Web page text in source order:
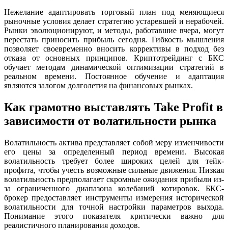
Нежелание адаптировать торговый план под меняющиеся
рыночные условия делает стратегию устаревшей и нерабочей.
Рынки эволюционируют, и методы, работавшие вчера, могут
перестать приносить прибыль сегодня. Гибкость мышления
позволяет своевременно вносить коррективы в подход без
отказа от основных принципов. Криптотрейдинг с БКС
обучает методам динамической оптимизации стратегий в
реальном времени. Постоянное обучение и адаптация
являются залогом долголетия на финансовых рынках.
Как грамотно выставлять Take Profit в
зависимости от волатильности рынка
Волатильность актива представляет собой меру изменчивости
его цены за определенный период времени. Высокая
волатильность требует более широких целей для тейк-
профита, чтобы учесть возможные сильные движения. Низкая
волатильность предполагает скромные ожидания прибыли из-
за ограниченного диапазона колебаний котировок. БКС-
брокер предоставляет инструменты измерения исторической
волатильности для точной настройки параметров выхода.
Понимание этого показателя критически важно для
реалистичного планирования доходов.